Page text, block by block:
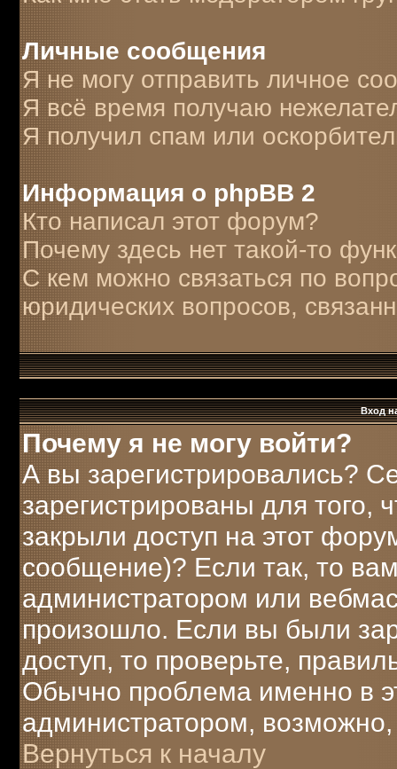
Личные сообщения
Я не могу отправить личное
Я всё время получаю
Я получил спам или
Информация о phpBB 2
Кто написал этот форум?
Почему здесь нет такой-то
С кем можно связаться по
юридических вопросов,
Вход
Почему я не могу войти?
А вы зарегистрировались?
зарегистрированы для
закрыли доступ на этот
сообщение)? Если так, то
администратором или
произошло. Если вы были
доступ, то проверьте,
Обычно проблема именно в
администратором,
Вернуться к началу